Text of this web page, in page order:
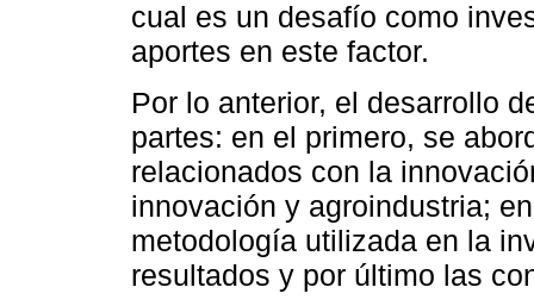
cual es un desafío como
aportes en este factor.
Por lo anterior, el desarrollo
partes: en el primero, se
relacionados con la
innovación y agroindustria;
metodología utilizada en la
resultados y por último las